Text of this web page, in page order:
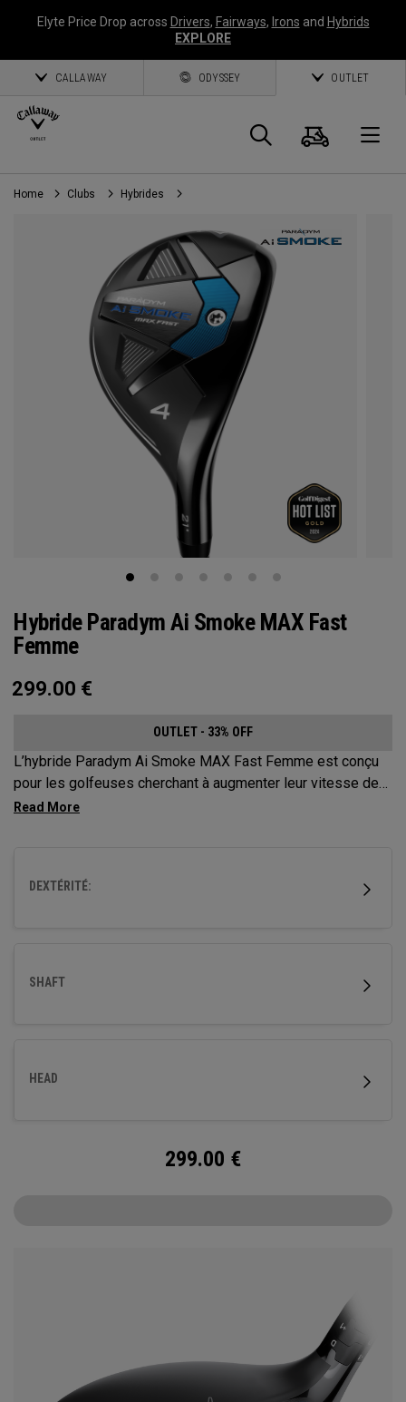
Elyte Price Drop across Drivers, Fairways, Irons and Hybrids
EXPLORE
CALLAWAY ODYSSEY OUTLET
Panier
Home Clubs Hybrides
Hybride Paradym Ai Smoke MAX Fast
Femme
299.00 €
OUTLET - 33% OFF
L’hybride Paradym Ai Smoke MAX Fast Femme est conçu
pour les golfeuses cherchant à augmenter leur vitesse de
swing et améliorer le départ de balle et le spin pour obtenir
DEXTÉRITÉ:
SHAFT
HEAD
299.00 €